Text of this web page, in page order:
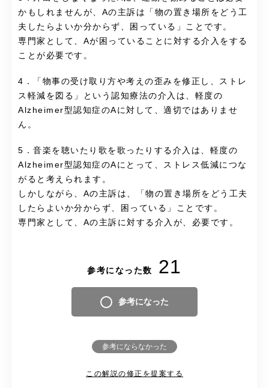
かもしれませんが、Aの主訴は「物の置き場所をどう工
夫したらよいか分からず、困っている」ことです。
専門家として、Aが困っていることに対する介入をする
ことが必要です。
4．「物事の受け取り方や考えの歪みを修正し、ストレ
ス軽減を図る」という認知療法の介入は、軽度の
Alzheimer型認知症のAに対して、適切ではありませ
ん。
5．音楽を聴いたり歌を歌ったりする介入は、軽度の
Alzheimer型認知症のAにとって、ストレス低減につな
がると考えられます。
しかしながら、Aの主訴は、「物の置き場所をどう工夫
したらよいか分からず、困っている」ことです。
専門家として、Aの主訴に対する介入が、必要です。
参考になった数 21
参考になった
参考にならなかった
この解説の修正を提案する